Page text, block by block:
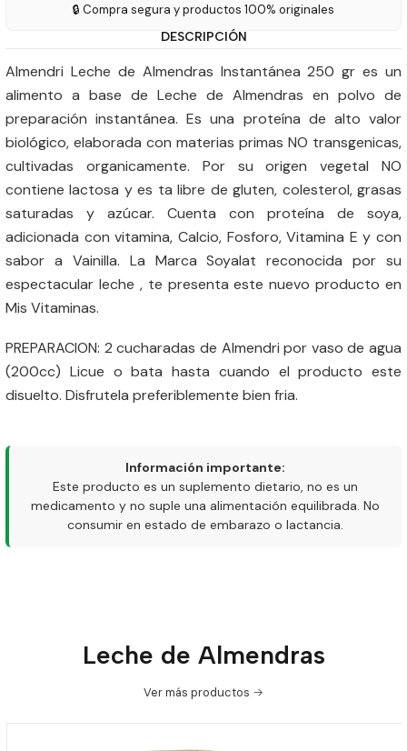
🔒 Compra segura y productos 100% originales
DESCRIPCIÓN
Almendri Leche de Almendras Instantánea 250 gr es un
alimento a base de Leche de Almendras en polvo de
preparación instantánea. Es una proteína de alto valor
biológico, elaborada con materias primas NO transgenicas,
cultivadas organicamente. Por su origen vegetal NO
contiene lactosa y es ta libre de gluten, colesterol, grasas
saturadas y azúcar. Cuenta con proteína de soya,
adicionada con vitamina, Calcio, Fosforo, Vitamina E y con
sabor a Vainilla. La Marca Soyalat reconocida por su
espectacular leche , te presenta este nuevo producto en
Mis Vitaminas.
PREPARACION: 2 cucharadas de Almendri por vaso de agua
(200cc) Licue o bata hasta cuando el producto este
disuelto. Disfrutela preferiblemente bien fria.
Información importante:
Este producto es un suplemento dietario, no es un
medicamento y no suple una alimentación equilibrada. No
consumir en estado de embarazo o lactancia.
Leche de Almendras
Ver más productos